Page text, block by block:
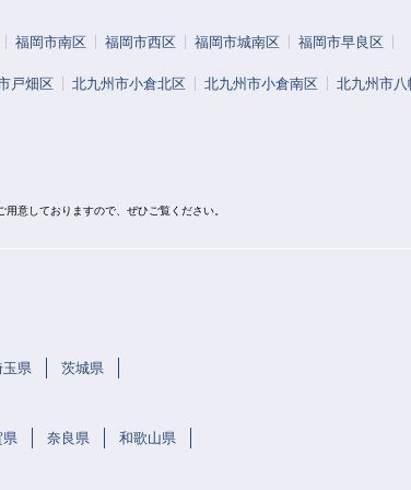
福岡市南区 福岡市西区 福岡市城南区 福岡市早良区
戸畑区 北九州市小倉北区 北九州市小倉南区 北九州市八
意しておりますので、ぜひご覧ください。
玉県 茨城県
県 奈良県 和歌山県